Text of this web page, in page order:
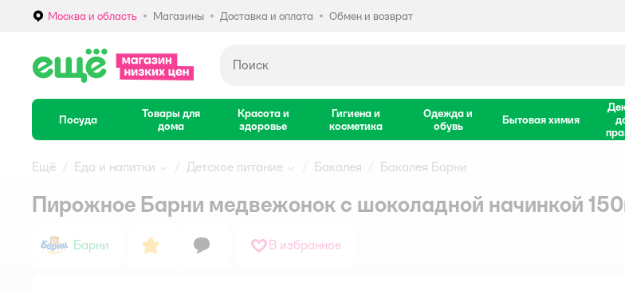
Выбор адреса доставки.
Москва и область Магазины Доставка и оплата Обмен и возврат
Посуда
Товары для
дома
Красота и
здоровье
Гигиена и
косметика
Одежда и
обувь
Бытовая химия
Ещё Еда и напитки Детское питание Бакалея Бакалея Барни
Пирожное Барни медвежонок с шоколадной начинкой
Барни В избранное